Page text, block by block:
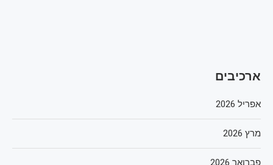
ארכיבים
אפריל 2026
מרץ 2026
פברואר 2026